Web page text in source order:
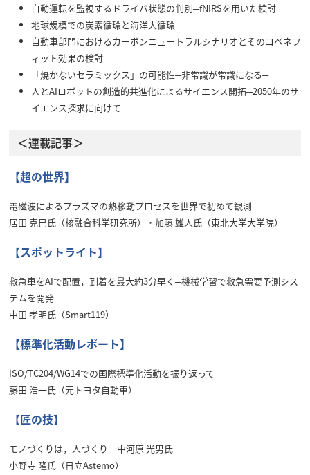
自動運転を監視するドライバ状態の判別─fNIRSを用いた検討
地球規模での炭素循環と海洋大循環
自動車部門におけるカーボンニュートラルシナリオとそのコベネフ
ィット効果の検討
「焼かないセラミックス」の可能性─非常識が常識になる─
人とAIロボットの創造的共進化によるサイエンス開拓─2050年のサ
イエンス探求に向けて─
＜連載記事＞
【超の世界】
電磁波によるプラズマの熱移動プロセスを世界で初めて観測
居田 克巳氏（核融合科学研究所）・加藤 雄人氏（東北大学大学院）
【スポットライト】
救急車をAIで配置，到着を最大約3分早く─機械学習で救急需要予測シス
テムを開発
中田 孝明氏（Smart119）
【標準化活動レポート】
ISO/TC204/WG14での国際標準化活動を振り返って
藤田 浩一氏（元トヨタ自動車）
【匠の技】
モノづくりは，人づくり 中河原 光男氏
小野寺 隆氏（日立Astemo）